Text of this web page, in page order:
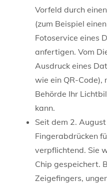
Vorfeld durch
(zum Beispiel
Fotoservice eines
anfertigen. Vom
Ausdruck eines
wie ein QR-Code),
Behörde Ihr
kann.
Seit dem 2.
Fingerabdrücken
verpflichtend. Sie
Chip gespeichert.
Zeigefingers,